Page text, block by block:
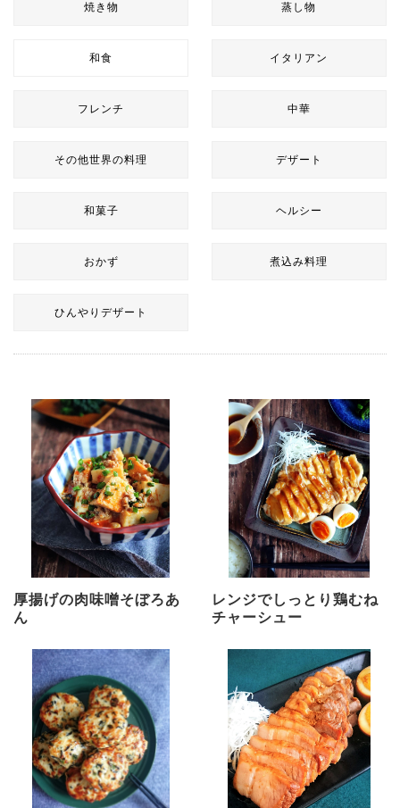
焼き物 蒸し物
和食 イタリアン
フレンチ 中華
その他世界の料理 デザート
和菓子 ヘルシー
おかず 煮込み料理
ひんやりデザート
厚揚げの肉味噌そぼろあ
ん
レンジでしっとり鶏むね
チャーシュー